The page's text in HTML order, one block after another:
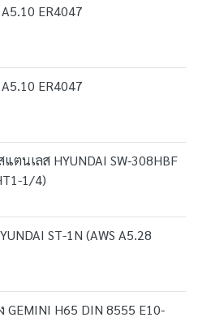
ER4047
ER4047
ตนเลส HYUNDAI SW-308HBF
1/4)
ST-1N (AWS A5.28
H65 DIN 8555 E10-